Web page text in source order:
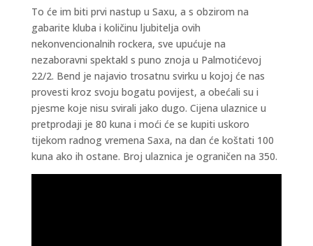
To će im biti prvi nastup u Saxu, a s obzirom na
gabarite kluba i količinu ljubitelja ovih
nekonvencionalnih rockera, sve upućuje na
nezaboravni spektakl s puno znoja u Palmotićevoj
22/2. Bend je najavio trosatnu svirku u kojoj će nas
provesti kroz svoju bogatu povijest, a obećali su i
pjesme koje nisu svirali jako dugo. Cijena ulaznice u
pretprodaji je 80 kuna i moći će se kupiti uskoro
tijekom radnog vremena Saxa, na dan će koštati 100
kuna ako ih ostane. Broj ulaznica je ograničen na 350.